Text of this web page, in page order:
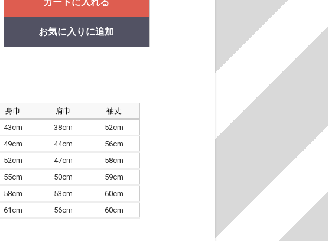
お気に入りに追加
身巾 肩巾
袖丈
43cm 38cm
52cm
49cm 44cm
56cm
52cm 47cm
58cm
55cm 50cm
59cm
58cm 53cm
60cm
61cm 56cm 60cm